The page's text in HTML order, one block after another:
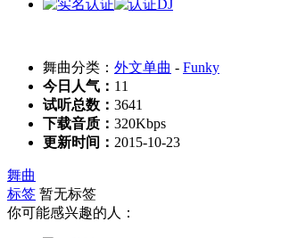
舞曲分类： 外文单曲 - Funky
今日人气： 11
试听总数： 3641
下载音质： 320Kbps
更新时间： 2015-10-23
舞曲
标签 暂无标签
你可能感兴趣的人：